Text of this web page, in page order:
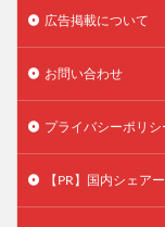
広告掲載について
お問い合わせ
プライバシーポリシ
【PR】国内シェア